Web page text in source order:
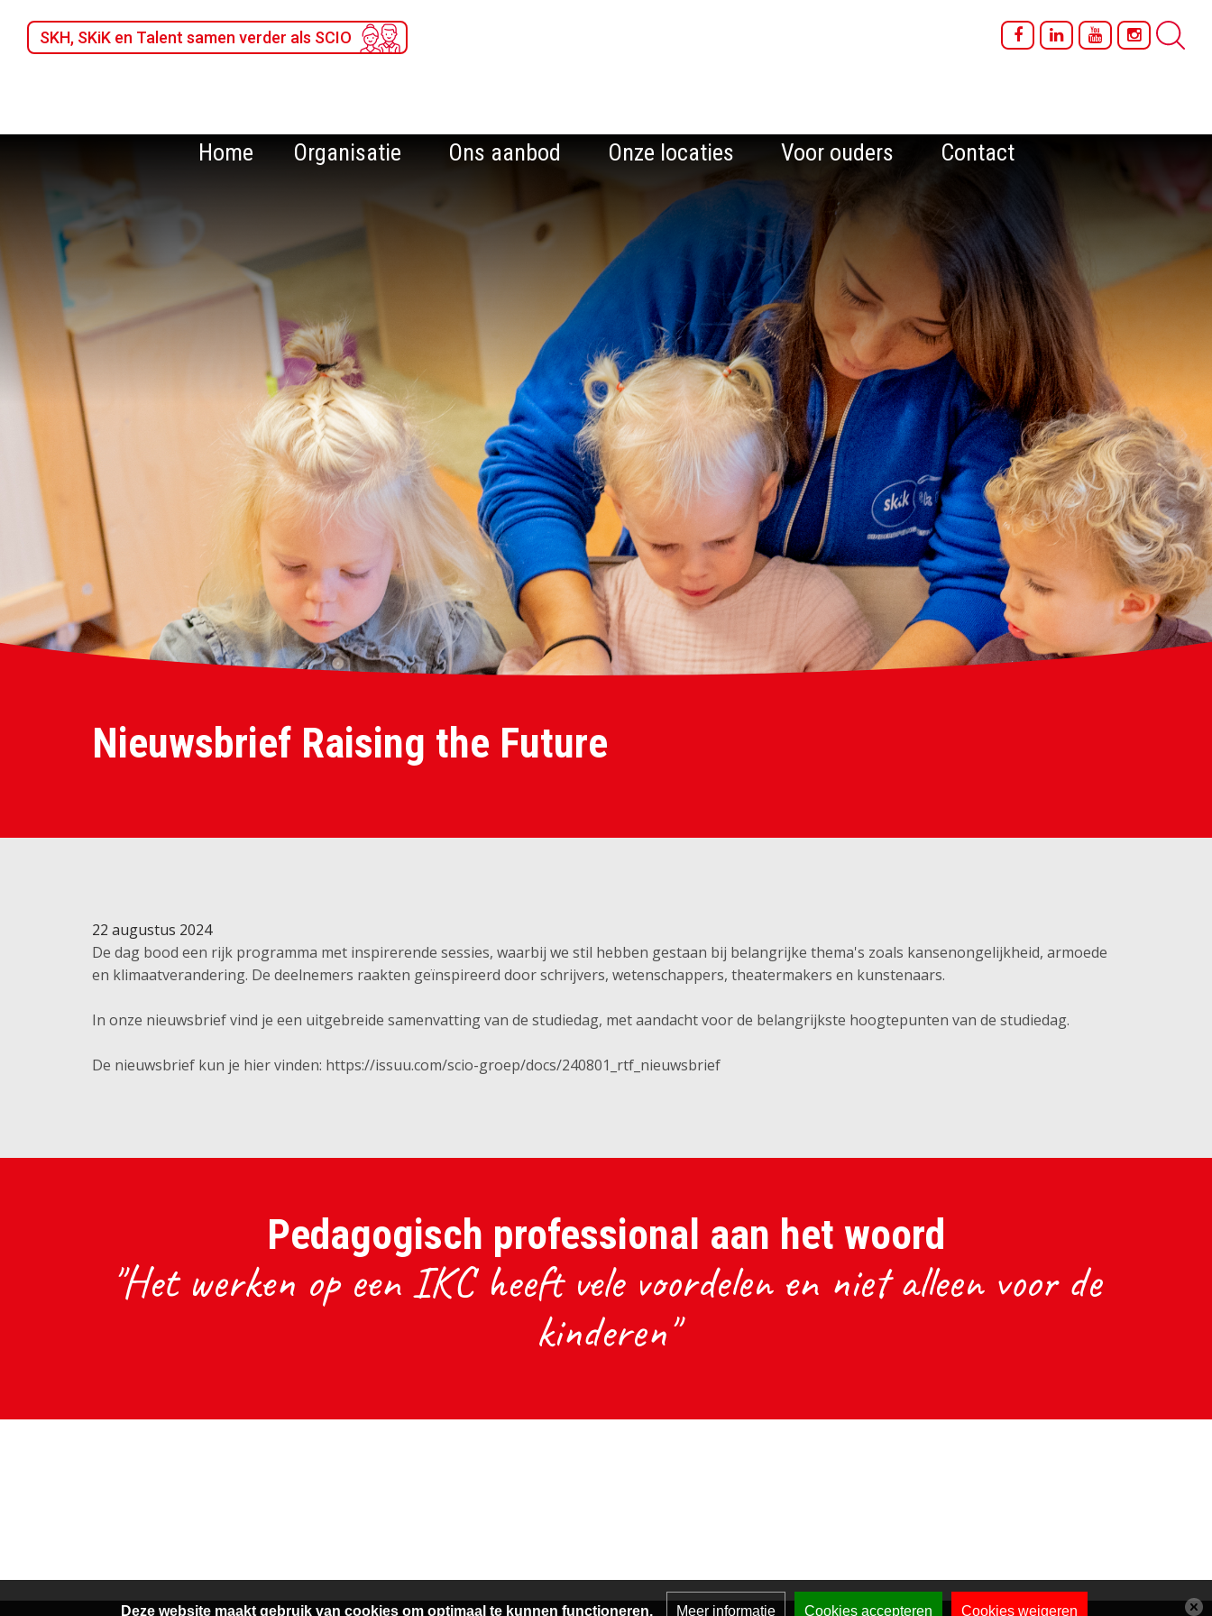
SKH, SKiK en Talent samen verder als SCIO
Home Organisatie Ons aanbod Onze locaties Voor ouders Contact
Nieuwsbrief Raising the Future
22 augustus 2024
De dag bood een rijk programma met inspirerende sessies, waarbij we stil hebben gestaan bij belangrijke thema's zoals kansenongelijkheid, armoede
en klimaatverandering. De deelnemers raakten geïnspireerd door schrijvers, wetenschappers, theatermakers en kunstenaars.
In onze nieuwsbrief vind je een uitgebreide samenvatting van de studiedag, met aandacht voor de belangrijkste hoogtepunten van de studiedag.
De nieuwsbrief kun je hier vinden: https://issuu.com/scio-groep/docs/240801_rtf_nieuwsbrief
Pedagogisch professional aan het woord
"Het werken op een IKC heeft vele voordelen en niet alleen voor de
kinderen"
Deze website maakt gebruik van cookies om optimaal te kunnen functioneren. Meer informatie Cookies accepteren Cookies weigeren